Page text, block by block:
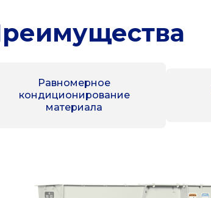
Равномерное
кондиционирование
материала